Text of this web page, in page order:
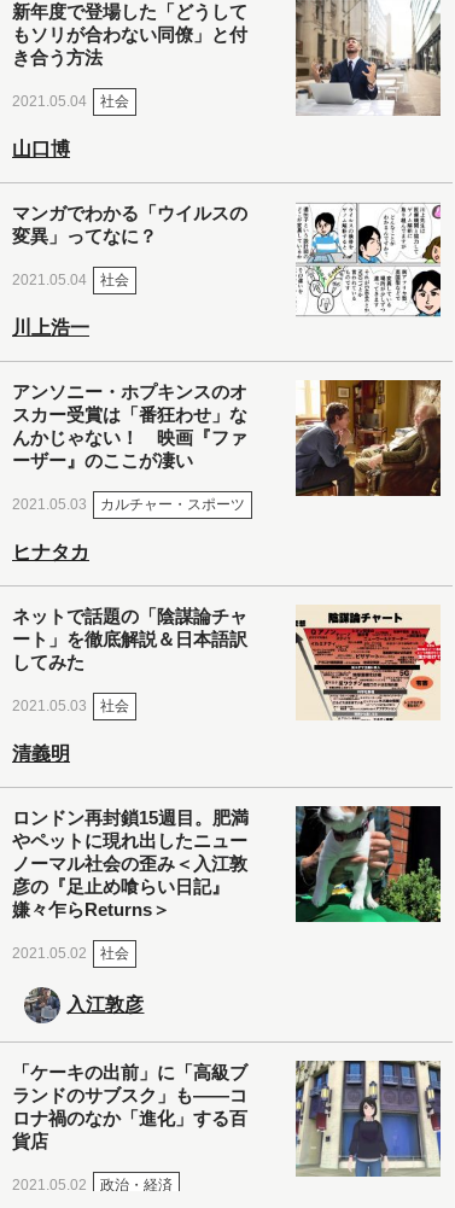
新年度で登場した「どうして
もソリが合わない同僚」と付
き合う方法
2021.05.04 社会
山口博
マンガでわかる「ウイルスの
変異」ってなに？
2021.05.04 社会
川上浩一
アンソニー・ホプキンスのオ
スカー受賞は「番狂わせ」な
んかじゃない！ 映画『ファ
ーザー』のここが凄い
2021.05.03 カルチャー・スポーツ
ヒナタカ
ネットで話題の「陰謀論チャ
ート」を徹底解説＆日本語訳
してみた
2021.05.03 社会
清義明
ロンドン再封鎖15週目。肥満
やペットに現れ出したニュー
ノーマル社会の歪み＜入江敦
彦の『足止め喰らい日記』
嫌々乍らReturns＞
2021.05.02 社会
入江敦彦
「ケーキの出前」に「高級ブ
ランドのサブスク」も――コ
ロナ禍のなか「進化」する百
貨店
2021.05.02 政治・経済